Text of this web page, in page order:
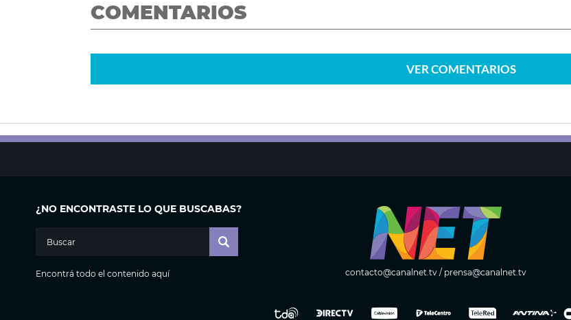
COMENTARIOS
VERCOMENTARIOS
¿NO ENCONTRASTE LO QUE BUSCABAS?
Encontrá todo el contenido aquí contacto@canalnet.tv/ prensa@canalnet.tv